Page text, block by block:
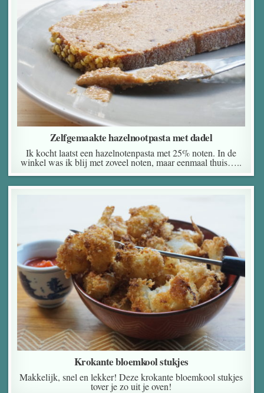
Zelfgemaakte hazelnootpasta met dadel
Ik kocht laatst een hazelnotenpasta met 25% noten. In de
winkel was ik blij met zoveel noten, maar eenmaal thuis…..
Krokante bloemkool stukjes
Makkelijk, snel en lekker! Deze krokante bloemkool stukjes
tover je zo uit je oven!